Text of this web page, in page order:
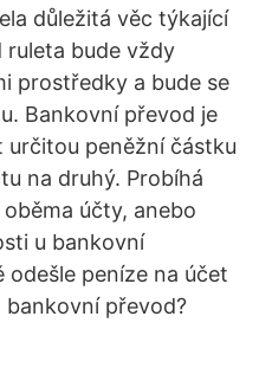
důležitá věc týkající
ruleta bude vždy
prostředky a bude se
Bankovní převod je
určitou peněžní částku
na druhý. Probíhá
účty, anebo
u bankovní
odešle peníze na účet
převod?